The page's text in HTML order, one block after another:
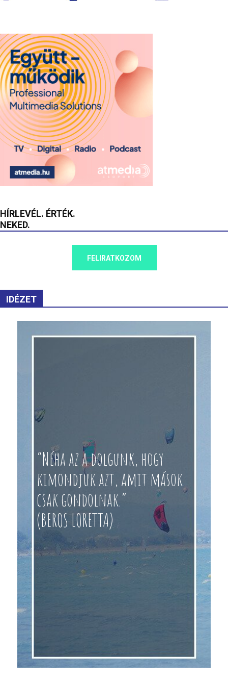
HÍRLEVÉL. ÉRTÉK.
NEKED.
FELIRATKOZOM
IDÉZET
“Néha az a dolgunk, hogy
kimondjuk azt, amit mások
csak gondolnak.”
(BEROS LORETTA)